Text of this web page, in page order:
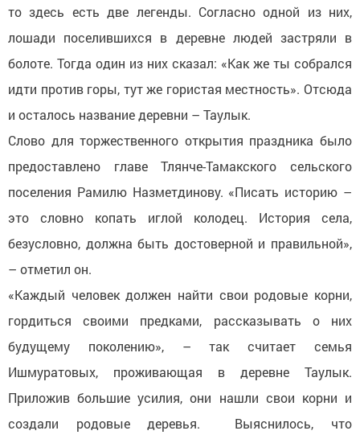
то здесь есть две легенды. Согласно одной из них,
лошади поселившихся в деревне людей застряли в
болоте. Тогда один из них сказал: «Как же ты собрался
идти против горы, тут же гористая местность». Отсюда
и осталось название деревни – Таулык.
Слово для торжественного открытия праздника было
предоставлено главе Тлянче-Тамакского сельского
поселения Рамилю Назметдинову. «Писать историю –
это словно копать иглой колодец. История села,
безусловно, должна быть достоверной и правильной»,
– отметил он.
«Каждый человек должен найти свои родовые корни,
гордиться своими предками, рассказывать о них
будущему поколению», – так считает семья
Ишмуратовых, проживающая в деревне Таулык.
Приложив большие усилия, они нашли свои корни и
создали родовые деревья. Выяснилось, что